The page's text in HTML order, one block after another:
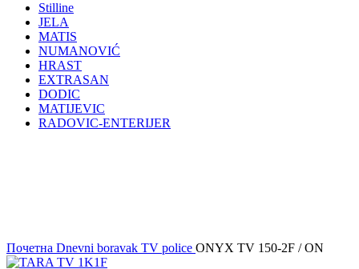
Stilline
JELA
MATIS
NUMANOVIĆ
HRAST
EXTRASAN
DODIC
MATIJEVIC
RADOVIC-ENTERIJER
Почетна Dnevni boravak TV police ONYX TV 150-2F / ON